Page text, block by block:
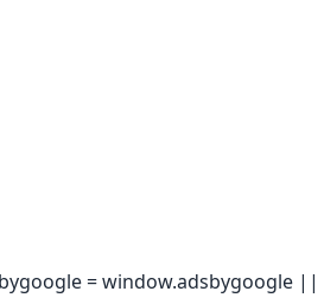
= window.adsbygoogle ||